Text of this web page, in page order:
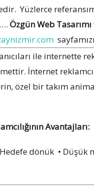
Yüzlerce
Özgün Web Tasarımı
ile internette
İnternet
özel bir takım
Avantajları:
dönük • Düşük